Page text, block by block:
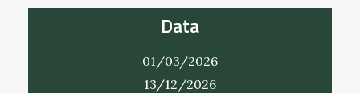
Data
01/03/2026
13/12/2026